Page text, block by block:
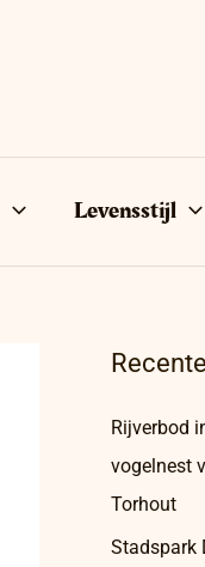
Levensstijl
Rijverbod
vogelnest
Torhout
Stadspark